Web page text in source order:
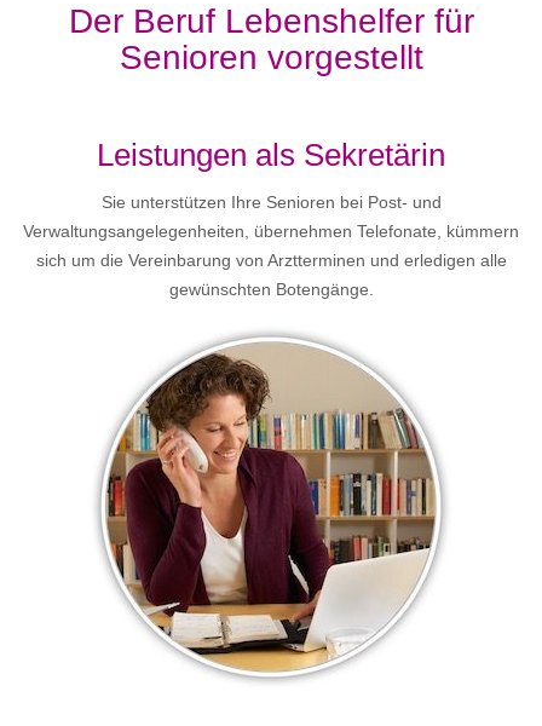
Der Beruf Lebenshelfer für
Senioren vorgestellt
Leistungen als Sekretärin
Sie unterstützen Ihre Senioren bei Post- und
Verwaltungsangelegenheiten, übernehmen Telefonate, kümmern
sich um die Vereinbarung von Arztterminen und erledigen alle
gewünschten Botengänge.